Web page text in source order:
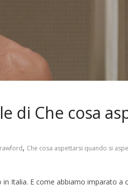
di Che cosa
, Che cosa aspettarsi quando si
Italia. E come abbiamo imparato a